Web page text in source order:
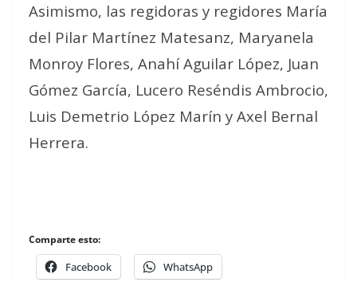
Asimismo, las regidoras y regidores María
del Pilar Martínez Matesanz, Maryanela
Monroy Flores, Anahí Aguilar López, Juan
Gómez García, Lucero Reséndis Ambrocio,
Luis Demetrio López Marín y Axel Bernal
Herrera.
Comparte esto:
Facebook WhatsApp